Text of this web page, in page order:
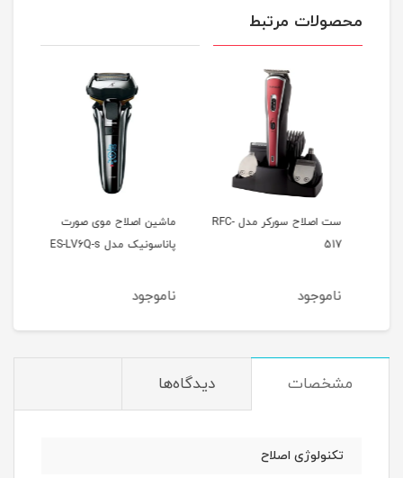
محصولات مرتبط
ست اصلاح سورکر مدل RFC-
517
ناموجود
ماشین اصلاح موی صورت
پاناسونیک مدل ES-LV6Q-s
ناموجود
مشخصات دیدگاه‌ها
تکنولوژی اصلاح